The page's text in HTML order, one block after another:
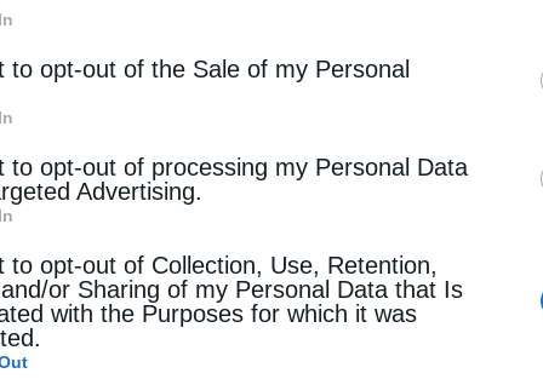
to opt-out of the Sale of my Personal
to opt-out of processing my Personal Data
Advertising.
to opt-out of Collection, Use, Retention,
or Sharing of my Personal Data that Is
with the Purposes for which it was
τραχιά, απόκρημνα, σχεδόν πάντοτε
ήλιου στις βουνοκορφές τους και στις
ελή: χώρα του Καρόλου Τόκκου). Βουνά πιο
στην Κανάλα. Το βουνό με τις
Είναι βουνό αγιασμένο. Εκεί ασκήτεψε ο
ΙΓ΄ αιώνα. Η Ευρυτανία συνδεόταν στα
που άφησε εποχή: το γεφύρι της Τατάρνας.